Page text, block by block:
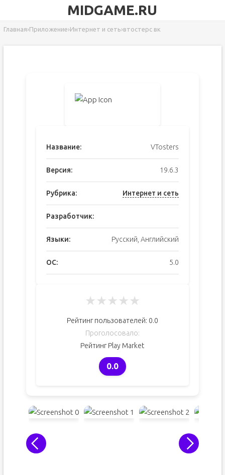
MIDGAME.RU
Главная›Приложение›Интернет и сеть›втостерс вк
Название: VTosters
Версия: 19.6.3
Рубрика: Интернет и сеть
Разработчик:
Языки: Русский, Английский
ОС: 5.0
★★★★★
Рейтинг пользователей: 0.0
Проголосовало:
Рейтинг Play Market
0.0